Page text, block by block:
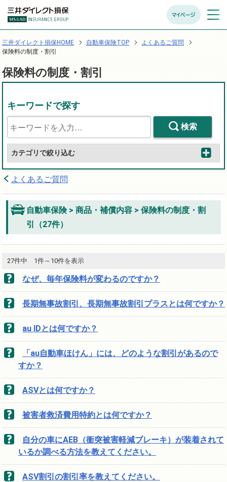
マイページ メニュ
開く
三井ダイレクト損保HOME 自動車保険TOP
よくあるご質問
保険料の制度・割引
保険料の制度・割引
キーワードで探す
検索
カテゴリで絞り込む
よくあるご質問
自動車保険 > 商品・補償内容 > 保険料の制度・割
引（27件）
27件中 1件～10件を表示
なぜ、毎年保険料が変わるのですか？
長期無事故割引、長期無事故割引プラスとは何ですか？
au IDとは何ですか？
「au自動車ほけん」には、どのような割引があるので
すか？
ASVとは何ですか？
被害者救済費用特約とは何ですか？
自分の車にAEB（衝突被害軽減ブレーキ）が装着されて
いるか調べる方法を教えてください。
ASV割引の割引率を教えてください。